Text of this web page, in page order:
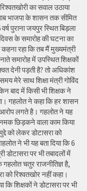
का सवाल उठाया
भाजपा के शासन तक सीमित
पुराना जयपुर स्थित बिड़ला
के समारोह की घटना का
रहा कि तब मैं मुख्यमंत्री
समारोह में उपस्थित शिक्षकों
देनी पड़ती है? तो अधिकांश
मेरे साथ शिक्षा मंत्री गोविंद
बाद में किसी भी शिक्षक ने
गहलोत ने कहा कि हर शासन
लगते है। गहलोत ने यह
छिड़कने वाला काम किया
को लेकर डोटासरा को
ने भी यह बता दिया कि 6
डोटासरा पर भी तबादलों में
चतुर राजनीतिज्ञ है,
को रिश्वतखोर नहीं कहा।
कि शिक्षकों ने डोटासरा पर भी